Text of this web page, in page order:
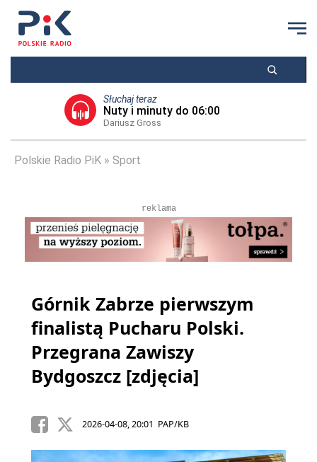
Słuchaj teraz
Nuty i minuty do 06:00
Dariusz Gross
Polskie Radio PiK Sport
reklama
Górnik Zabrze pierwszym
finalistą Pucharu Polski.
Przegrana Zawiszy
Bydgoszcz [zdjęcia]
2026-04-08, 20:01 PAP/KB